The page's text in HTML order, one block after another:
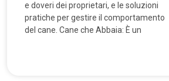
e doveri dei proprietari, e le soluzioni
pratiche per gestire il comportamento
del cane. Cane che Abbaia: È un